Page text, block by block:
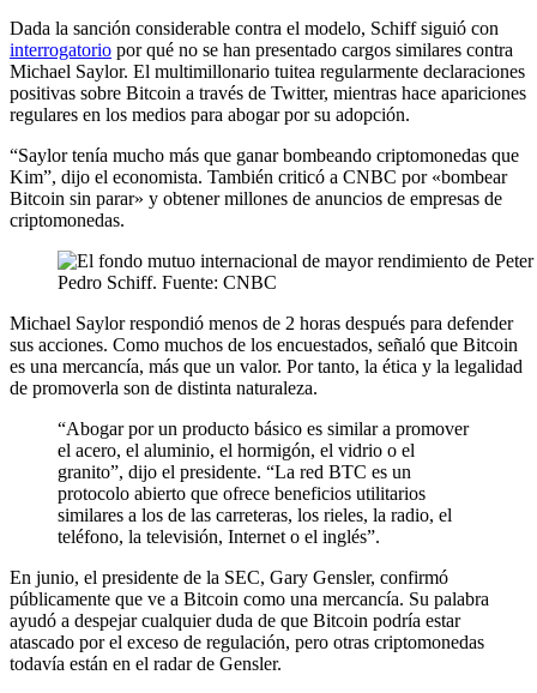
Dada la sanción considerable contra el modelo, Schiff siguió con
interrogatorio por qué no se han presentado cargos similares contra
Michael Saylor. El multimillonario tuitea regularmente declaraciones
positivas sobre Bitcoin a través de Twitter, mientras hace apariciones
regulares en los medios para abogar por su adopción.
“Saylor tenía mucho más que ganar bombeando criptomonedas que
Kim”, dijo el economista. También criticó a CNBC por «bombear
Bitcoin sin parar» y obtener millones de anuncios de empresas de
criptomonedas.
Pedro Schiff. Fuente: CNBC
Michael Saylor respondió menos de 2 horas después para defender
sus acciones. Como muchos de los encuestados, señaló que Bitcoin
es una mercancía, más que un valor. Por tanto, la ética y la legalidad
de promoverla son de distinta naturaleza.
“Abogar por un producto básico es similar a promover
el acero, el aluminio, el hormigón, el vidrio o el
granito”, dijo el presidente. “La red BTC es un
protocolo abierto que ofrece beneficios utilitarios
similares a los de las carreteras, los rieles, la radio, el
teléfono, la televisión, Internet o el inglés”.
En junio, el presidente de la SEC, Gary Gensler, confirmó
públicamente que ve a Bitcoin como una mercancía. Su palabra
ayudó a despejar cualquier duda de que Bitcoin podría estar
atascado por el exceso de regulación, pero otras criptomonedas
todavía están en el radar de Gensler.